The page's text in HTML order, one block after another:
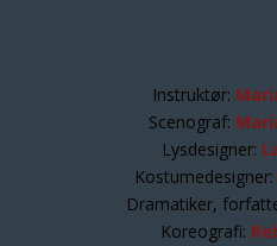
Instruktør:
Scenograf:
Lysdesigner:
Kostumedesigner:
Dramatiker,
Koreografi: